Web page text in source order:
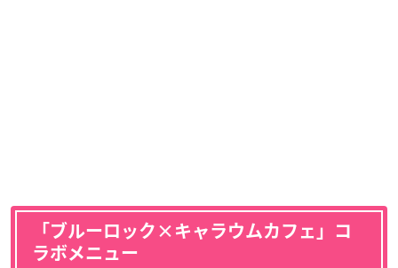
「ブルーロック×キャラウムカフェ」コ
ラボメニュー